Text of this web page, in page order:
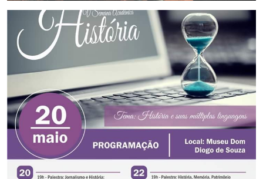
Banco Central do Brasil
Planalto